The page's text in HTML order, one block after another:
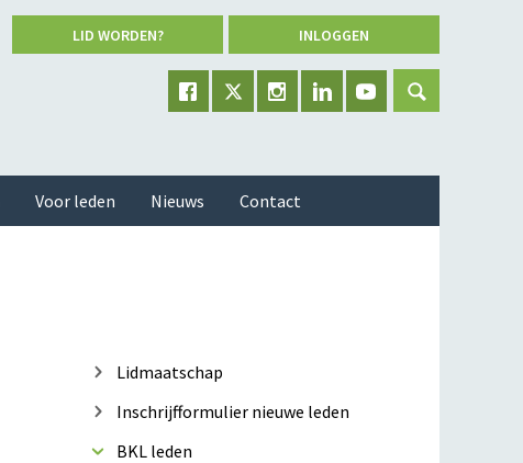
LID WORDEN? INLOGGEN
Lidmaatschap
Inschrijfformulier nieuwe leden
BKL leden
Voor leden Nieuws Contact